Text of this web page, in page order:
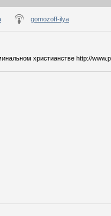
gomozoff-ilya
христианстве http://